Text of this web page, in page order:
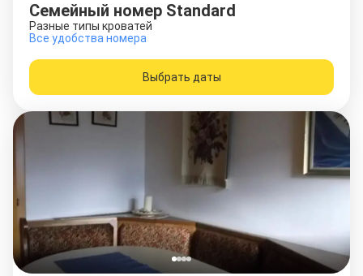
Семейный номер Standard
Разные типы кроватей
Все удобства номера
Выбрать даты